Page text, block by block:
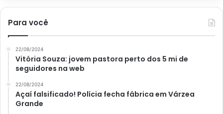
Para você
22/08/2024
Vitória Souza: jovem pastora perto dos 5 mi de
seguidores na web
22/08/2024
Açaí falsificado! Polícia fecha fábrica em Várzea
Grande